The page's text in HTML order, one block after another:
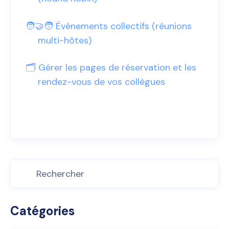
🧑‍🤝‍🧑 Événements collectifs (réunions
multi-hôtes)
🗂️ Gérer les pages de réservation et les
rendez-vous de vos collègues
Catégories